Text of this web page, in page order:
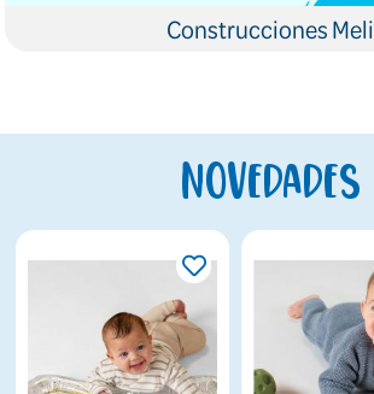
Construcciones Meli
Novedades